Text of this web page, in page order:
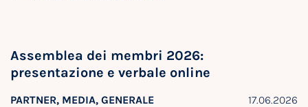
Assemblea dei membri 2026:
presentazione e verbale online
PARTNER, MEDIA, GENERALE
17.06.2026